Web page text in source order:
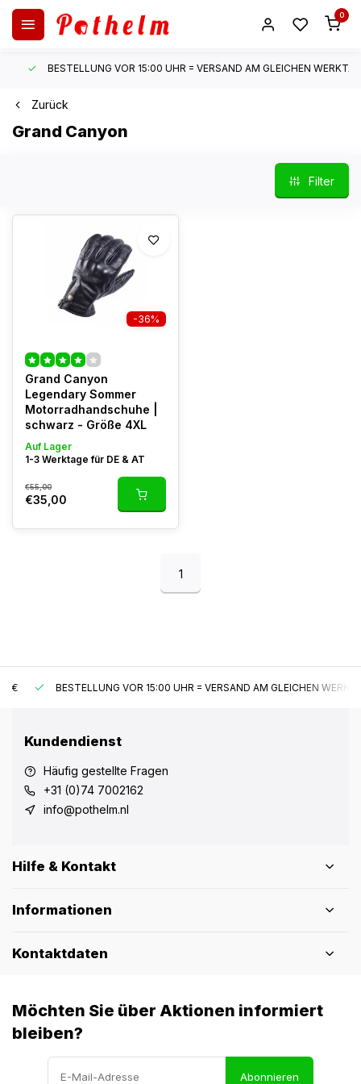
0
BESTELLUNG VOR 15:00 UHR = VERSAND AM GLEICHEN WERKTAG*
Zurück
Grand Canyon
Filter
-36%
Grand Canyon
Legendary Sommer
Motorradhandschuhe |
schwarz - Größe 4XL
Auf Lager
1-3 Werktage für DE & AT
€55,00
€35,00
1
BESTELLUNG VOR 15:00 UHR = VERSAND AM GLEICHEN WERKTAG*
Kundendienst
Häufig gestellte Fragen
+31 (0)74 7002162
info@pothelm.nl
Hilfe & Kontakt
Informationen
Kontaktdaten
Möchten Sie über Aktionen informiert
bleiben?
Abonnieren